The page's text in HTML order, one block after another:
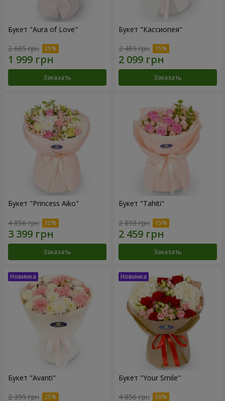
Букет "Aura of Love"
2 665 грн
Заказать
Букет "Кассиопея"
2 469 грн
Заказать
Букет "Princess Aiko"
4 856 грн
Заказать
Букет "Tahiti"
2 893 грн
Заказать
Букет "Avanti"
2 399 грн
Букет "Your Smile"
4 856 грн